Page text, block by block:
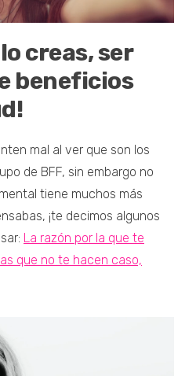
creas, ser
beneficios
mal al ver que son los
de BFF, sin embargo no
tiene muchos más
¡te decimos algunos
La razón por la que te
que no te hacen caso,